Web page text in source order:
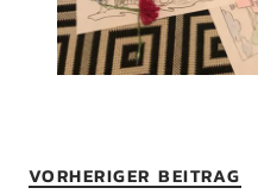
VORHERIGER BEITRAG